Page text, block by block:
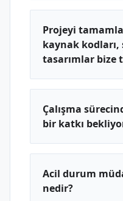
Projeyi
kaynak kodları,
tasarımlar bize
Çalışma
bir katkı
Acil durum
nedir?